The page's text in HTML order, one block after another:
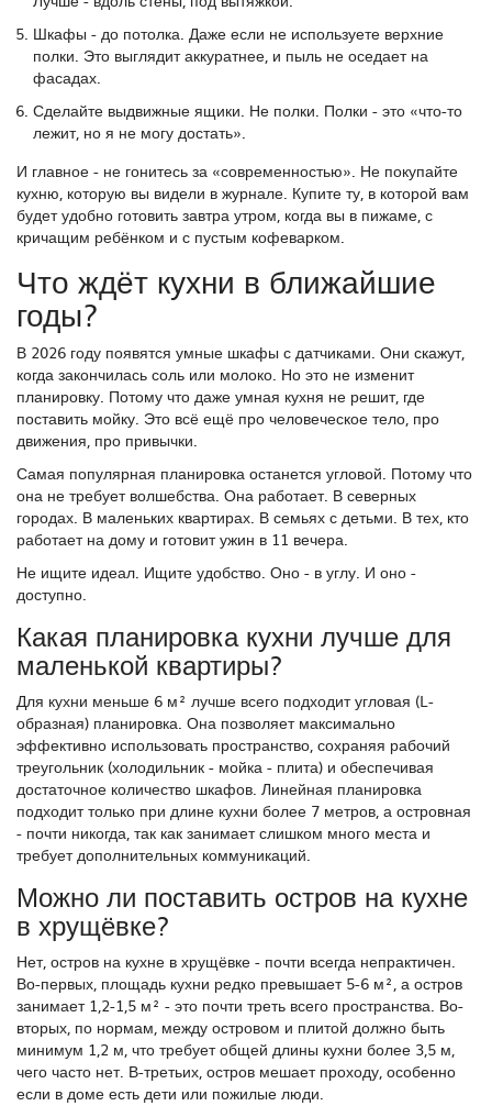
Шкафы - до потолка. Даже если не используете верхние
полки. Это выглядит аккуратнее, и пыль не оседает на
фасадах.
Сделайте выдвижные ящики. Не полки. Полки - это «что-то
лежит, но я не могу достать».
И главное - не гонитесь за «современностью». Не покупайте
кухню, которую вы видели в журнале. Купите ту, в которой вам
будет удобно готовить завтра утром, когда вы в пижаме, с
кричащим ребёнком и с пустым кофеварком.
Что ждёт кухни в ближайшие
годы?
В 2026 году появятся умные шкафы с датчиками. Они скажут,
когда закончилась соль или молоко. Но это не изменит
планировку. Потому что даже умная кухня не решит, где
поставить мойку. Это всё ещё про человеческое тело, про
движения, про привычки.
Самая популярная планировка останется угловой. Потому что
она не требует волшебства. Она работает. В северных
городах. В маленьких квартирах. В семьях с детьми. В тех, кто
работает на дому и готовит ужин в 11 вечера.
Не ищите идеал. Ищите удобство. Оно - в углу. И оно -
доступно.
Какая планировка кухни лучше для
маленькой квартиры?
Для кухни меньше 6 м² лучше всего подходит угловая (L-
образная) планировка. Она позволяет максимально
эффективно использовать пространство, сохраняя рабочий
треугольник (холодильник - мойка - плита) и обеспечивая
достаточное количество шкафов. Линейная планировка
подходит только при длине кухни более 7 метров, а островная
- почти никогда, так как занимает слишком много места и
требует дополнительных коммуникаций.
Можно ли поставить остров на кухне
в хрущёвке?
Нет, остров на кухне в хрущёвке - почти всегда непрактичен.
Во-первых, площадь кухни редко превышает 5-6 м², а остров
занимает 1,2-1,5 м² - это почти треть всего пространства. Во-
вторых, по нормам, между островом и плитой должно быть
минимум 1,2 м, что требует общей длины кухни более 3,5 м,
чего часто нет. В-третьих, остров мешает проходу, особенно
если в доме есть дети или пожилые люди.